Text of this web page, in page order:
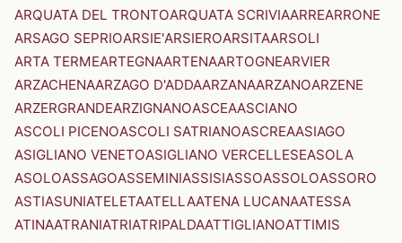
ARQUATA DEL TRONTOARQUATA SCRIVIAARREARRONE
ARSAGO SEPRIOARSIE'ARSIEROARSITAARSOLI
ARTA TERMEARTEGNAARTENAARTOGNEARVIER
ARZACHENAARZAGO D'ADDAARZANAARZANOARZENE
ARZERGRANDEARZIGNANOASCEAASCIANO
ASCOLI PICENOASCOLI SATRIANOASCREAASIAGO
ASIGLIANO VENETOASIGLIANO VERCELLESEASOLA
ASOLOASSAGOASSEMINIASSISIASSOASSOLOASSORO
ASTIASUNIATELETAATELLAATENA LUCANAATESSA
ATINAATRANIATRIATRIPALDAATTIGLIANOATTIMIS